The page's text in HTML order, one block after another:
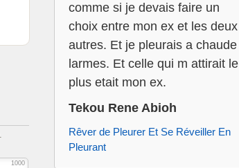
1000
comme si je devais faire un
choix entre mon ex et les deux
autres. Et je pleurais a chaude
larmes. Et celle qui m attirait le
plus etait mon ex.
Tekou Rene Abioh
Rêver de Pleurer Et Se Réveiller En
Pleurant